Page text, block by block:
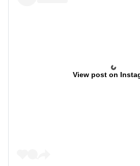
View post on